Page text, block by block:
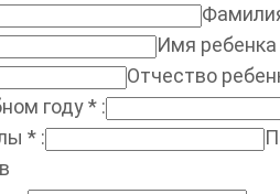
Имя ребенка
Отчество
году* :
* :